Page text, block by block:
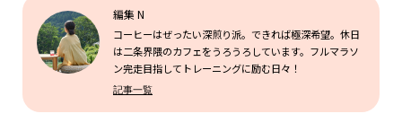
編集 N
コーヒーはぜったい深煎り派。できれば極深希望。休日
は二条界隈のカフェをうろうろしています。フルマラソ
ン完走目指してトレーニングに励む日々！
記事一覧